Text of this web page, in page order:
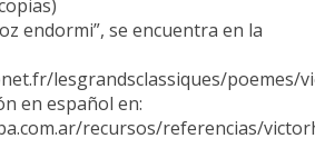
endormi”, se encuentra en la
lesgrandsclassiques/poemes/
en español en:
recursos/referencias/